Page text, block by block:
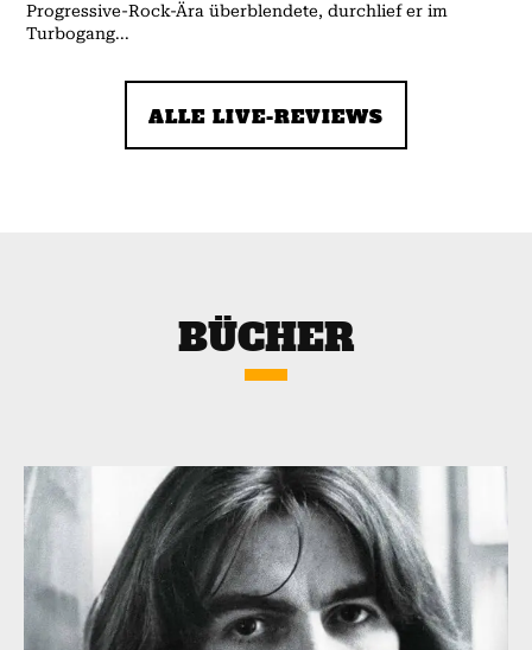
Progressive-Rock-Ära überblendete, durchlief er im
Turbogang...
ALLE LIVE-REVIEWS
BÜCHER